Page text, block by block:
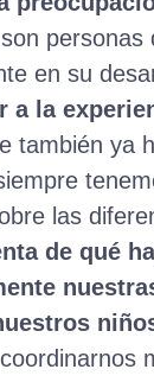
en su
a la
también ya
las
de qué